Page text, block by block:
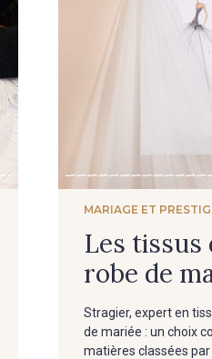
MARIAGE ET
Les tissus
robe de
Stragier, expert en
de mariée : un choix
matières classées